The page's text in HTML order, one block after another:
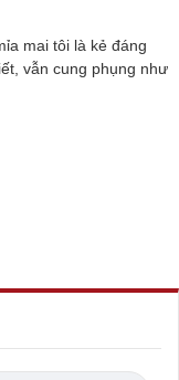
mai tôi là kẻ đáng
vẫn cung phụng như